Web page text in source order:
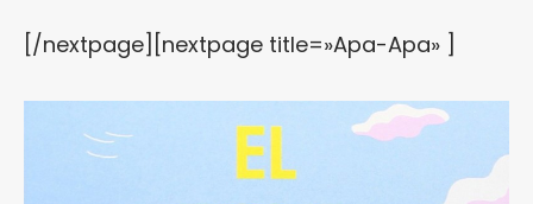
[/nextpage][nextpage title=»Apa-Apa» ]